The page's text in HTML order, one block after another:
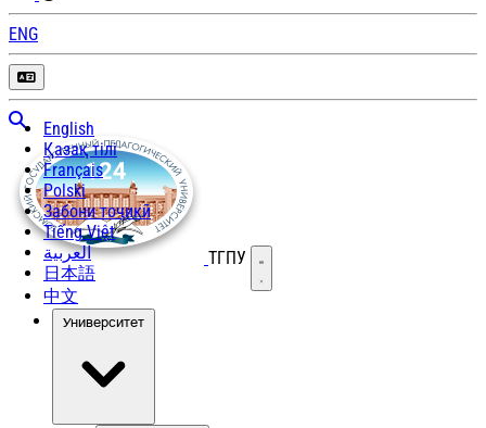
ENG
English
Қазақ тілі
Français
Polski
Забони тоҷикӣ
Tiếng Việt
العربية
日本語
中文
ТГПУ Открыть меню
Университет